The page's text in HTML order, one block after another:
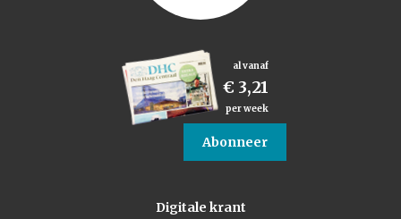
al vanaf
€ 3,21
per week
Abonneer
Digitale krant